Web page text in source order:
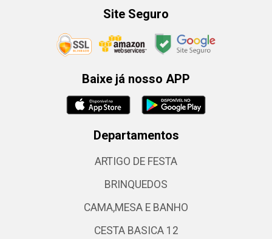
Site Seguro
Baixe já nosso APP
Departamentos
ARTIGO DE FESTA
BRINQUEDOS
CAMA,MESA E BANHO
CESTA BASICA 12